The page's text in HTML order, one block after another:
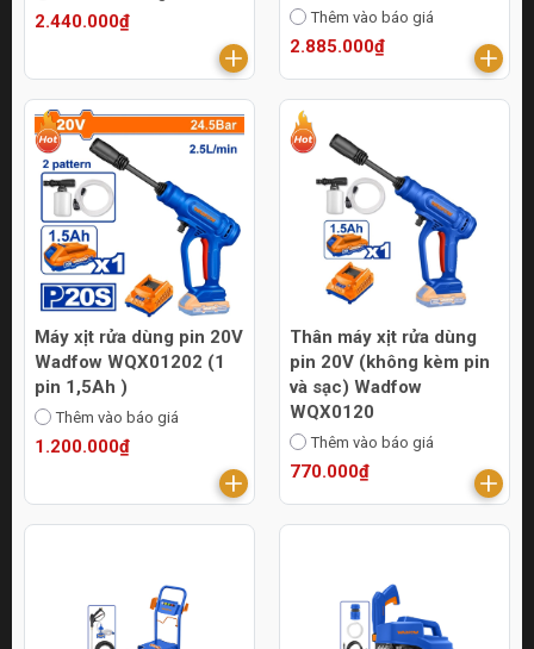
2.440.000₫ Thêm vào báo giá
2.885.000₫
Máy xịt rửa dùng pin 20V
Wadfow WQX01202 (1
pin 1,5Ah )
Thêm vào báo giá
1.200.000₫
Thân máy xịt rửa dùng
pin 20V (không kèm pin
và sạc) Wadfow
WQX0120
Thêm vào báo giá
770.000₫